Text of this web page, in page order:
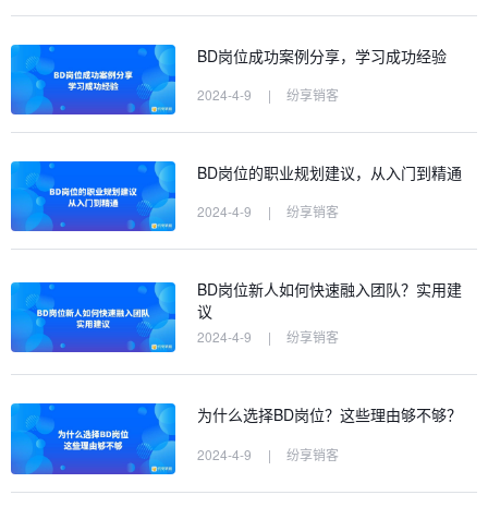
BD岗位成功案例分享，学习成功经验
2024-4-9 | 纷享销客
BD岗位的职业规划建议，从入门到精通
2024-4-9 | 纷享销客
BD岗位新人如何快速融入团队？实用建
议
2024-4-9 | 纷享销客
为什么选择BD岗位？这些理由够不够？
2024-4-9 | 纷享销客